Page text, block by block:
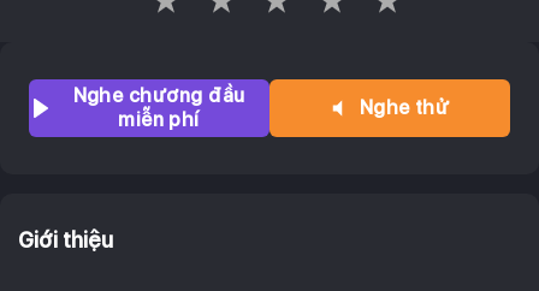
Nghe chương đầu
miễn phí
Nghe thử
Giới thiệu